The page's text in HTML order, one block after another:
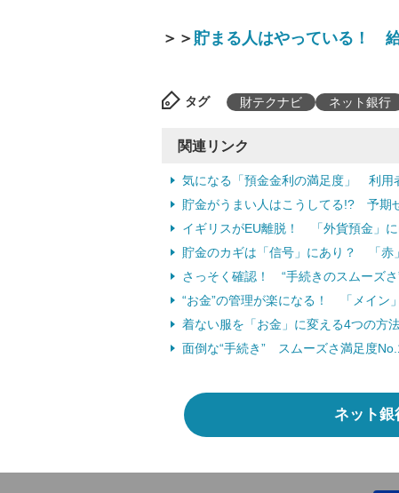
＞＞ 貯まる人はやっている！
タグ 財テクナビ ネット銀行
関連リンク
気になる「預金金利の満足度」 利用
貯金がうまい人はこうしてる!? 予期
イギリスがEU離脱！ 「外貨預金」に
貯金のカギは「信号」にあり？ 「赤
さっそく確認！ “手続きのスムーズ
“お金”の管理が楽になる！ 「メイン
着ない服を「お金」に変える4つの方
面倒な“手続き” スムーズさ満足度
ネット銀